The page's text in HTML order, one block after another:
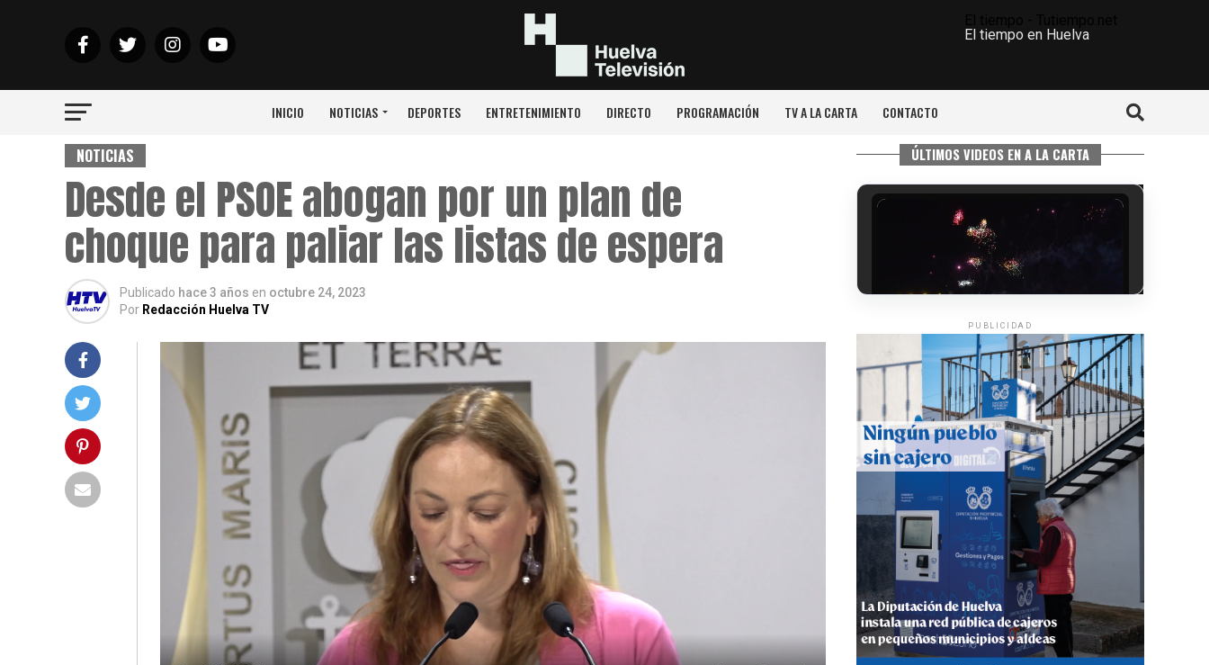
El tiempo en Huelva
INICIO NOTICIAS DEPORTES ENTRETENIMIENTO DIRECTO PROGRAMACIÓN TV A LA CARTA CONTACTO
NOTICIAS
Desde el PSOE abogan por un plan de
choque para paliar las listas de espera
Publicado hace 3 años en octubre 24, 2023
Por Redacción Huelva TV
ÚLTIMOS VIDEOS EN A LA CARTA
6º DÍA DE LAS FIESTAS COLOMBINAS
2026
·Huelvatv
QUINTA CORRIDA DE LAS FIESTAS
COLOMBINAS 2026
hace 3 días· Huelvatv
PUBLICIDAD